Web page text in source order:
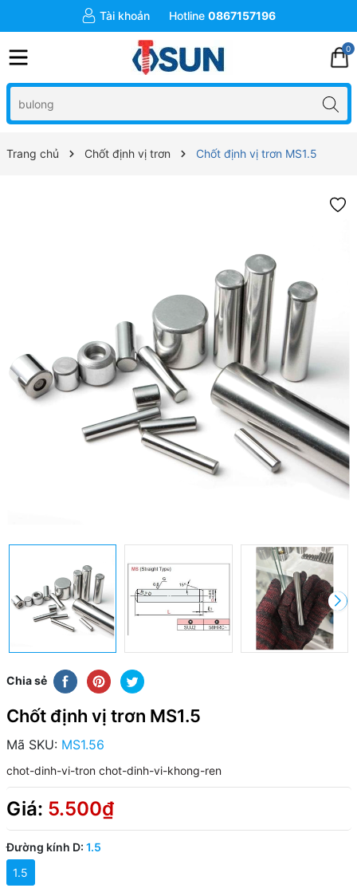
Tài khoản Hotline 0867157196
0
Trang chủ Chốt định vị trơn Chốt định vị trơn MS1.5
Chia sẻ
Chốt định vị trơn MS1.5
Mã SKU: MS1.56
chot-dinh-vi-tron chot-dinh-vi-khong-ren
Giá: 5.500₫
Đường kính D: 1.5
1.5